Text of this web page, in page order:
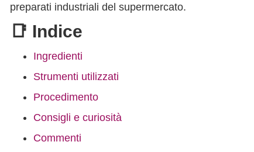
preparati industriali del supermercato.
📑 Indice
Ingredienti
Strumenti utilizzati
Procedimento
Consigli e curiosità
Commenti